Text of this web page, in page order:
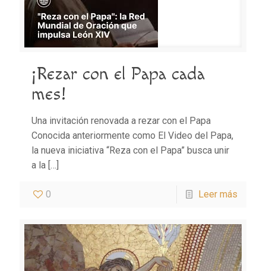
¡Rezar con el Papa cada
mes!
Una invitación renovada a rezar con el Papa
Conocida anteriormente como El Video del Papa,
la nueva iniciativa “Reza con el Papa” busca unir
a la […]
0 Leer más